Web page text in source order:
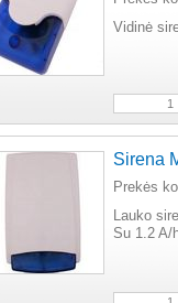
Vidinė
Sirena
Prekės
Lauko
Su 1.2 A/